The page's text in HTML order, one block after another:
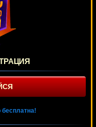
бесплатна!